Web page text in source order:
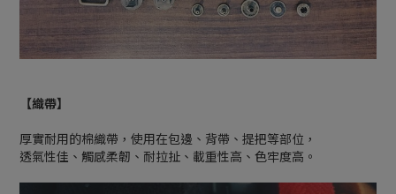
【織帶】
厚實耐用的棉織帶，使用在包邊、背帶、提把等部位，
透氣性佳、觸感柔韌、耐拉扯、載重性高、色牢度高。